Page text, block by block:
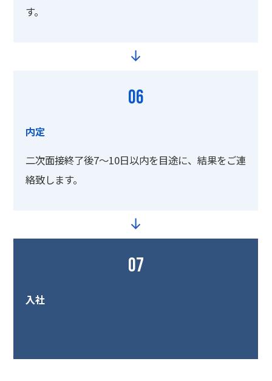
す。
06
内定
二次面接終了後7～10日以内を目途に、結果をご連
絡致します。
07
入社